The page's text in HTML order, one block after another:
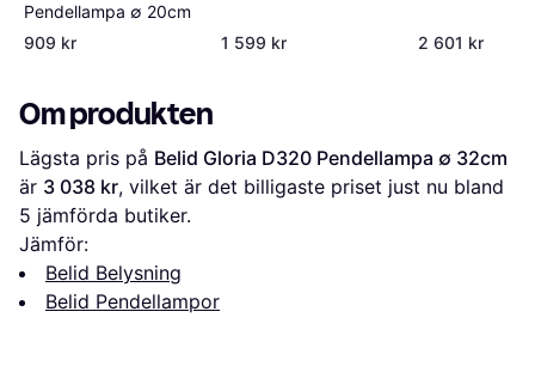
Pendellampa ∅ 20cm
909 kr
1 599 kr 2 601 kr
Om produkten
Lägsta pris på Belid Gloria D320 Pendellampa ∅ 32cm
är 3 038 kr
5 jämförda butiker.
Jämför:
Belid Belysning
Belid Pendellampor